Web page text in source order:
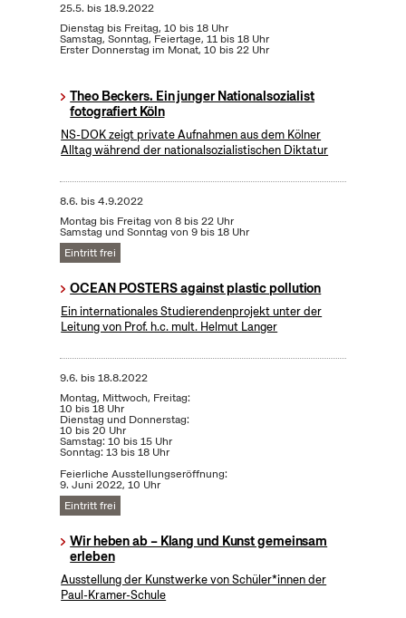
25.5. bis18.9.2022
Dienstag bis Freitag, 10 bis 18 Uhr
Samstag, Sonntag, Feiertage, 11 bis 18 Uhr
Erster Donnerstag im Monat, 10 bis 22 Uhr
Theo Beckers. Ein junger Nationalsozialist
fotografiert Köln
NS-DOK zeigt private Aufnahmen aus dem Kölner
Alltag während der nationalsozialistischen Diktatur
8.6. bis4.9.2022
Montag bis Freitag von 8 bis 22 Uhr
Samstag und Sonntag von 9 bis 18 Uhr
Eintritt frei
OCEAN POSTERS against plastic pollution
Ein internationales Studierendenprojekt unter der
Leitung von Prof. h.c. mult. Helmut Langer
9.6. bis18.8.2022
Montag, Mittwoch, Freitag:
10 bis 18 Uhr
Dienstag und Donnerstag:
10 bis 20 Uhr
Samstag: 10 bis 15 Uhr
Sonntag: 13 bis 18 Uhr
Feierliche Ausstellungseröffnung:
9. Juni 2022, 10 Uhr
Eintritt frei
Wir heben ab – Klang und Kunst gemeinsam
erleben
Ausstellung der Kunstwerke von Schüler*innen der
Paul-Kramer-Schule